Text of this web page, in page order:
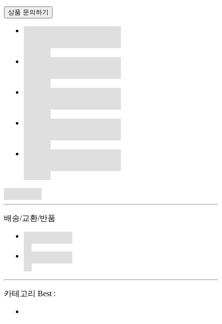
상품 문의하기
배송/교환/반품
카테고리 Best :